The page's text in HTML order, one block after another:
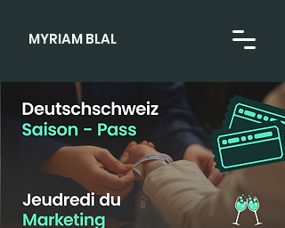
MYRIAM BLAL